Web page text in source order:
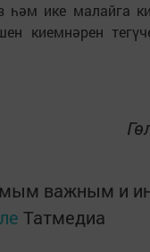
һәм ике малайга
киемнәрен
важным и
Татмедиа